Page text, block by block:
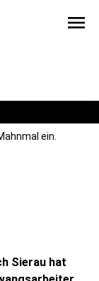
menu
ein.
Sierau hat